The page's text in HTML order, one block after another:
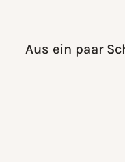
Aus ein paar